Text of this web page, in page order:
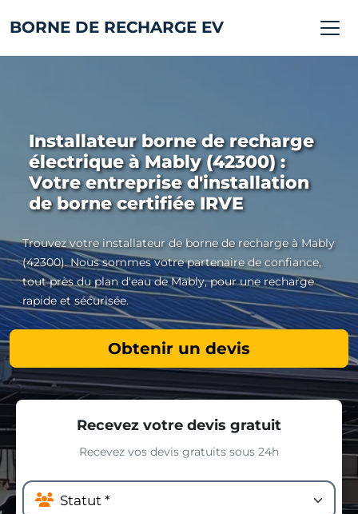
BORNE DE RECHARGE EV
Installateur borne de recharge
électrique à Mably (42300) :
Votre entreprise d'installation
de borne certifiée IRVE
Trouvez votre installateur de borne de recharge à Mably
(42300). Nous sommes votre partenaire de confiance,
tout près du plan d'eau de Mably, pour une recharge
rapide et sécurisée.
Obtenir un devis
Recevez votre devis gratuit
Recevez vos devis gratuits sous 24h